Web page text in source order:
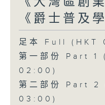
《爵士普及
足本 Full (HKT
第一部份 Part
02:00)
第二部份 Part
03:00)